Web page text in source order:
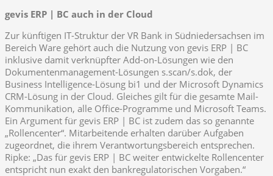
gevis ERP | BC auch in der Cloud
Zur künftigen IT-Struktur der VR Bank in Südniedersachsen im
Bereich Ware gehört auch die Nutzung von gevis ERP | BC
inklusive damit verknüpfter Add-on-Lösungen wie den
Dokumentenmanagement-Lösungen s.scan/s.dok, der
Business Intelligence-Lösung bi1 und der Microsoft Dynamics
CRM-Lösung in der Cloud. Gleiches gilt für die gesamte Mail-
Kommunikation, alle Office-Programme und Microsoft Teams.
Ein Argument für gevis ERP | BC ist zudem das so genannte
„Rollencenter“. Mitarbeitende erhalten darüber Aufgaben
zugeordnet, die ihrem Verantwortungsbereich entsprechen.
Ripke: „Das für gevis ERP | BC weiter entwickelte Rollencenter
entspricht nun exakt den bankregulatorischen Vorgaben.“